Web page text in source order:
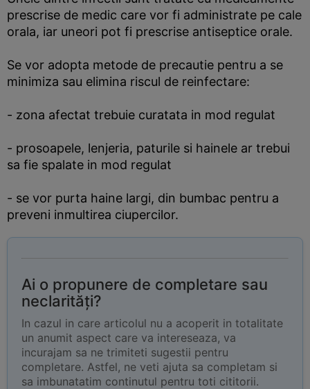
prescrise de medic care vor fi administrate pe cale
orala, iar uneori pot fi prescrise antiseptice orale.
Se vor adopta metode de precautie pentru a se
minimiza sau elimina riscul de reinfectare:
- zona afectat trebuie curatata in mod regulat
- prosoapele, lenjeria, paturile si hainele ar trebui
sa fie spalate in mod regulat
- se vor purta haine largi, din bumbac pentru a
preveni inmultirea ciupercilor.
Ai o propunere de completare sau
neclarități?
In cazul in care articolul nu a acoperit in totalitate
un anumit aspect care va intereseaza, va
incurajam sa ne trimiteti sugestii pentru
completare. Astfel, ne veti ajuta sa completam si
sa imbunatatim continutul pentru toti cititorii.